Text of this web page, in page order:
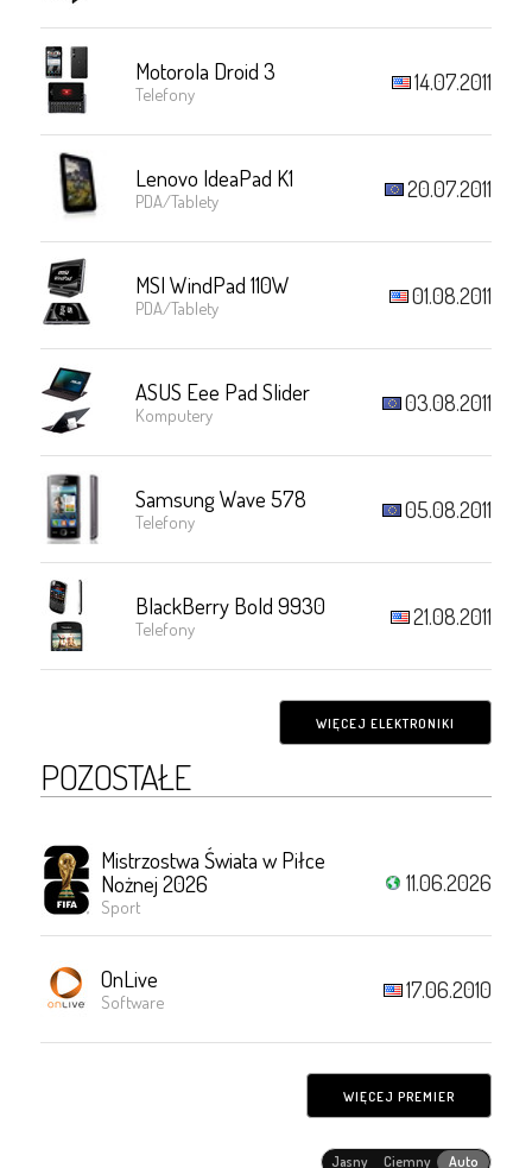
Motorola Droid 3
Telefony 14.07.2011
Lenovo IdeaPad K1
PDA/Tablety 20.07.2011
MSI WindPad 110W
PDA/Tablety 01.08.2011
ASUS Eee Pad Slider
Komputery 03.08.2011
Samsung Wave 578
Telefony 05.08.2011
BlackBerry Bold 9930
Telefony 21.08.2011
WIĘCEJ ELEKTRONIKI
POZOSTAŁE
Mistrzostwa Świata w Piłce
Nożnej 2026
Sport
11.06.2026
OnLive
Software 17.06.2010
WIĘCEJ PREMIER
Jasny Ciemny Auto